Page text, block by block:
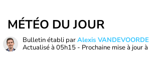
MÉTÉO DU JOUR
Bulletin établi parAlexis VANDEVOORDE
Actualisé à 05h15 - Prochaine mise à jour à